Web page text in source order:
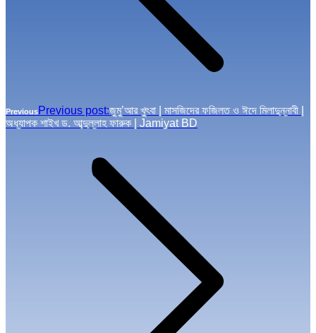
PreviousPrevious post:জুমু’আর খুৎবা | মাসজিদের ফজিলত ও ঈদে মিলাদুন্নাবী |
অধ্যাপক শাইখ ড. আব্দুল্লাহ ফারুক | Jamiyat BD